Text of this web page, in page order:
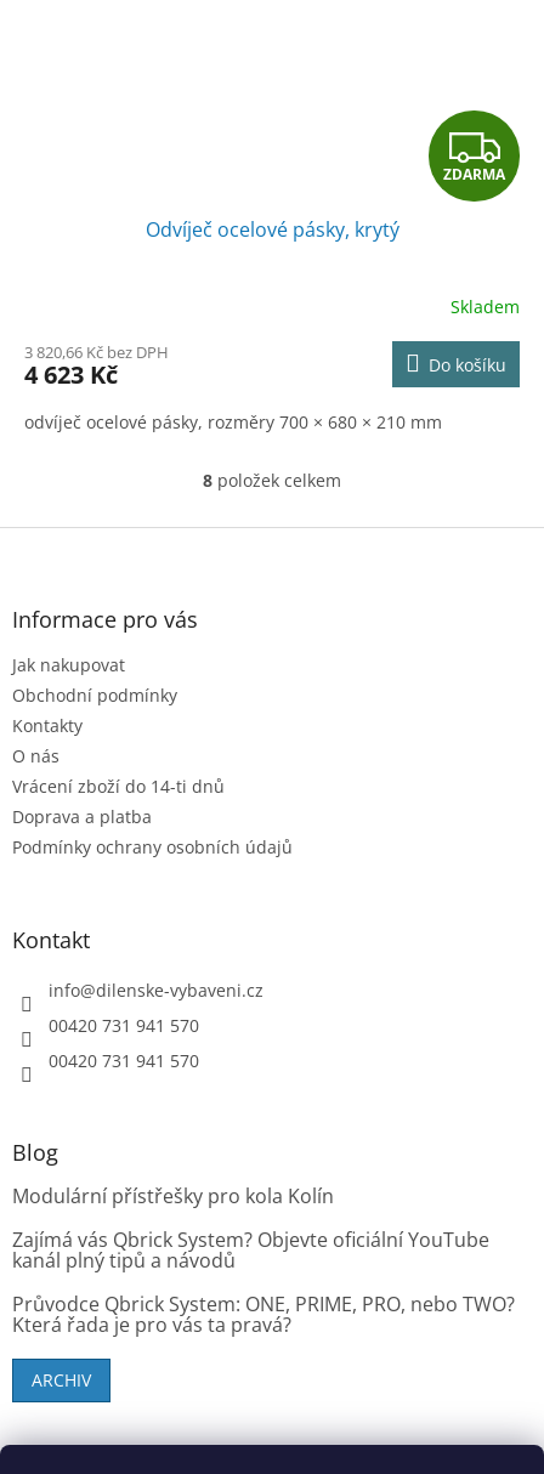
Z
D
R
M
A
ZDARMA
Odvíječ ocelové pásky, krytý
Skladem
3 820,66 Kč bez DPH
4 623 Kč Do košíku
odvíječ ocelové pásky, rozměry 700 × 680 × 210 mm
O
l
p
i
8 položek celkem
Z
Informace pro vás
Jak nakupovat
Obchodní podmínky
Kontakty
O nás
Vrácení zboží do 14-ti dnů
Doprava a platba
Podmínky ochrany osobních údajů
Kontakt
info@dilenske-vybaveni.cz
00420 731 941 570
00420 731 941 570
Blog
Modulární přístřešky pro kola Kolín
Zajímá vás Qbrick System? Objevte oficiální YouTube
kanál plný tipů a návodů
Průvodce Qbrick System: ONE, PRIME, PRO, nebo TWO?
Která řada je pro vás ta pravá?
ARCHIV